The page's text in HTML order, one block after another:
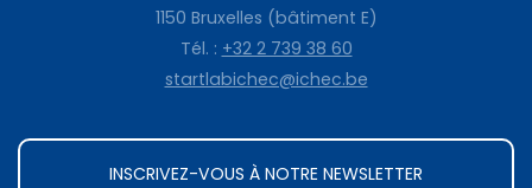
1150 Bruxelles (bâtiment E)
Tél. : +32 2 739 38 60
startlabichec@ichec.be
INSCRIVEZ-VOUS À NOTRE NEWSLETTER